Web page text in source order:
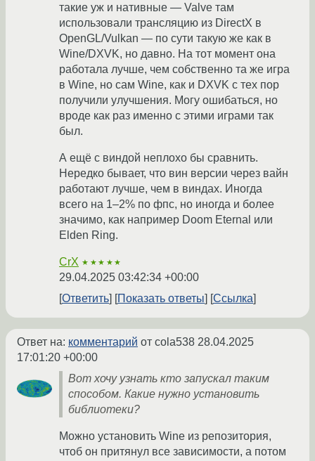
такие уж и нативные — Valve там
использовали трансляцию из DirectX в
OpenGL/Vulkan — по сути такую же как в
Wine/DXVK, но давно. На тот момент она
работала лучше, чем собственно та же игра
в Wine, но сам Wine, как и DXVK с тех пор
получили улучшения. Могу ошибаться, но
вроде как раз именно с этими играми так
был.
А ещё с виндой неплохо бы сравнить.
Нередко бывает, что вин версии через вайн
работают лучше, чем в виндах. Иногда
всего на 1–2% по фпс, но иногда и более
значимо, как например Doom Eternal или
Elden Ring.
CrX ★★★★★
29.04.2025 03:42:34 +00:00
Ответить
Показать ответы Ссылка
Ответ на: комментарий от cola538 28.04.2025
17:01:20 +00:00
Вот хочу узнать кто запускал таким
способом. Какие нужно установить
библиотеки?
Можно установить Wine из репозитория,
чтоб он притянул все зависимости, а потом